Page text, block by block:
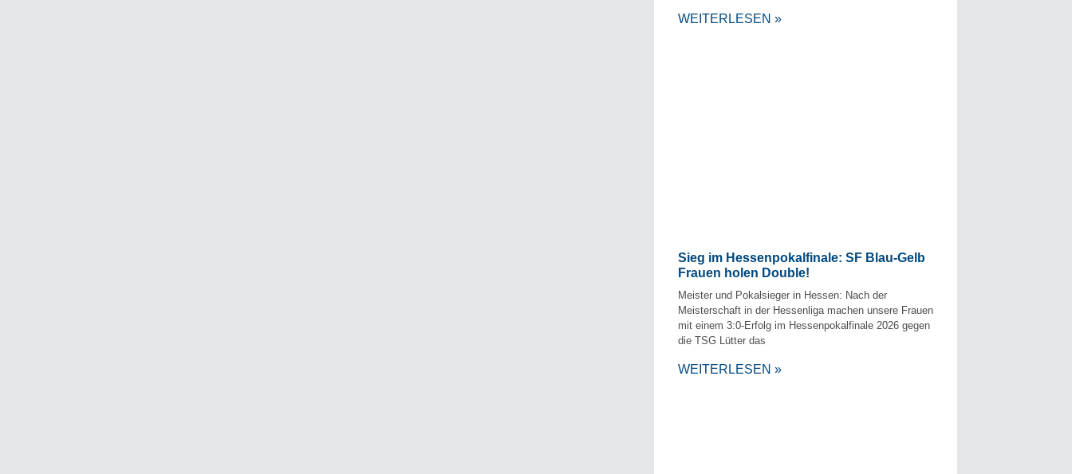
WEITERLESEN »
Sieg im Hessenpokalfinale: SF Blau-Gelb
Frauen holen Double!
Meister und Pokalsieger in Hessen: Nach der
Meisterschaft in der Hessenliga machen unsere Frauen
mit einem 3:0-Erfolg im Hessenpokalfinale 2026 gegen
die TSG Lütter das
WEITERLESEN »